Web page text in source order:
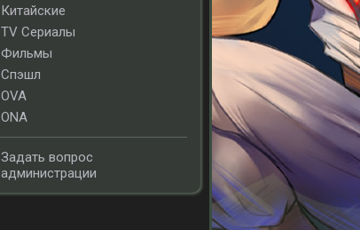
Китайские
TV Сериалы
Фильмы
Спэшл
OVA
ONA
Задать вопрос
администрации